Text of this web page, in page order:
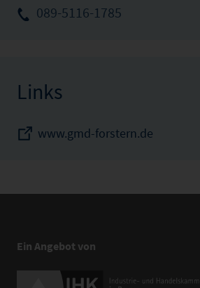
089-5116-1785
Links
www.gmd-forstern.de
Ein Angebot von